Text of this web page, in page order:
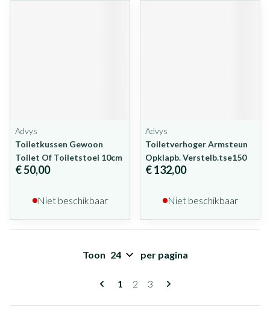
Advys
Toiletkussen Gewoon
Toilet Of Toiletstoel 10cm
€ 50,00
Niet beschikbaar
Advys
Toiletverhoger Armsteun
Opklapb. Verstelb.tse150
€ 132,00
Niet beschikbaar
Pagina's
U lees momenteel pagina
1 Pagina
2 Pagina
3
Toon per pagina